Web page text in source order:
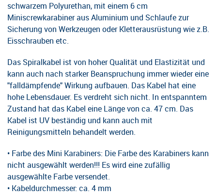
schwarzem Polyurethan, mit einem 6 cm
Miniscrewkarabiner aus Aluminium und Schlaufe zur
Sicherung von Werkzeugen oder Kletterausrüstung wie z.B.
Eisschrauben etc.
Das Spiralkabel ist von hoher Qualität und Elastizität und
kann auch nach starker Beanspruchung immer wieder eine
"falldämpfende" Wirkung aufbauen. Das Kabel hat eine
hohe Lebensdauer. Es verdreht sich nicht. In entspanntem
Zustand hat das Kabel eine Länge von ca. 47 cm. Das
Kabel ist UV beständig und kann auch mit
Reinigungsmitteln behandelt werden.
• Farbe des Mini Karabiners: Die Farbe des Karabiners kann
nicht ausgewählt werden!!! Es wird eine zufällig
ausgewählte Farbe versendet.
• Kabeldurchmesser: ca. 4 mm